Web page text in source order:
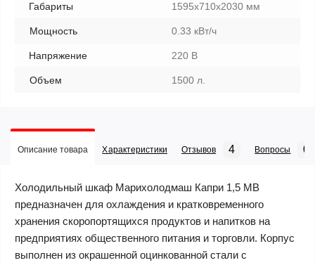
Габариты 1595x710x2030 мм
Мощность 0.33 кВт/ч
Напряжение 220 В
Объем 1500 л.
Описание товара Характеристики Отзывов 4 Вопросы 0
Холодильный шкаф Марихолодмаш Капри 1,5 МВ
предназначен для охлаждения и кратковременного
хранения скоропортящихся продуктов и напитков на
предприятиях общественного питания и торговли. Корпус
выполнен из окрашенной оцинкованной стали с